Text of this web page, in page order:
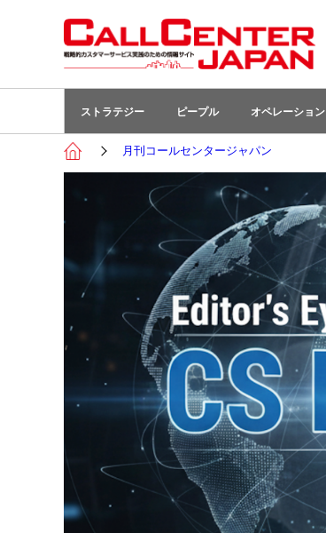
ストラテジー ピープル オペレーション
月刊コールセンタージャパン